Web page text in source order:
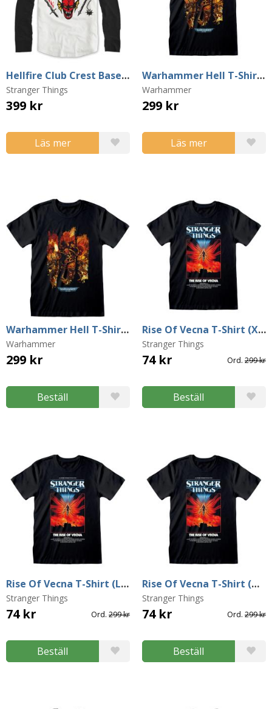
Hellfire Club Crest Baseball Sweater (Small)
Stranger Things
399 kr
Läs mer
Warhammer Hell T-Shirt (XX-Large)
Warhammer
299 kr
Läs mer
Warhammer Hell T-Shirt (Small)
Warhammer
299 kr
Beställ
Rise Of Vecna T-Shirt (X-Large)
Stranger Things
74 kr Ord. 299 kr
Beställ
Rise Of Vecna T-Shirt (Large)
Stranger Things
74 kr Ord. 299 kr
Beställ
Rise Of Vecna T-Shirt (Medium)
Stranger Things
74 kr Ord. 299 kr
Beställ